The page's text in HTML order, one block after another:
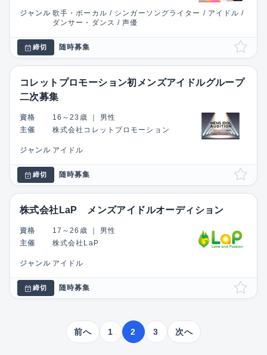
ジャンル 歌手・ボーカル / シンガーソングライター / アイドル /
ダンサー・ダンス / 声優
締切 随時募集
コレットプロモーション初メンズアイドルグループ
二次募集
資格 16～23歳 ｜ 男性
主催
株式会社コレットプロモーション
ジャンル アイドル
締切 随時募集
株式会社LaP メンズアイドルオーディション
資格 17～26歳 ｜ 男性
主催
株式会社LaP
ジャンル アイドル
締切 随時募集
前へ 1 2 3 次へ